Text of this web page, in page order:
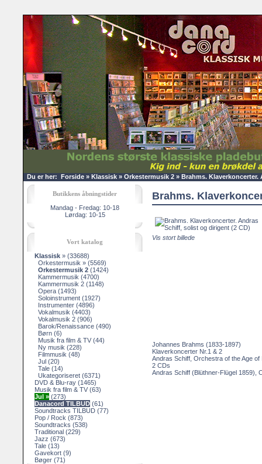
Du er her: Forside » Klassisk » Orkestermusik 2 » Brahms.
Butikkens åbningstider
Mandag - Fredag: 10-18
Lørdag: 10-15
Vort katalog
Klassisk » (33688)
Orkestermusik » (5569)
Orkestermusik 2 (1424)
Kammermusik (4700)
Kammermusik 2 (1148)
Opera (1493)
Soloinstrument (1927)
Instrumenter (4896)
Vokalmusik (4403)
Vokalmusik 2 (906)
Barok/Renaissance (490)
Børn (6)
Musik fra film & TV (44)
Ny musik (228)
Filmmusik (48)
Jul (20)
Tale (14)
Ukategoriseret (6371)
DVD & Blu-ray (1465)
Musik fra film & TV (63)
Jul » (273)
Danacord TILBUD (61)
Soundtracks TILBUD (77)
Pop / Rock (873)
Soundtracks (538)
Traditional (229)
Jazz (673)
Tale (13)
Gavekort (9)
Bøger (71)
Brahms.
Vis stort billede
Johannes Brahms (1833-1897)
Klaverkoncerter Nr.1 & 2
Andras Schiff, Orchestra of the Age of
2 CDs
Andras Schiff (Blüthner-Flügel 1859),